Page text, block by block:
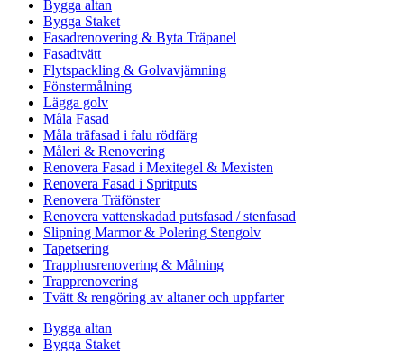
Bygga altan
Bygga Staket
Fasadrenovering & Byta Träpanel
Fasadtvätt
Flytspackling & Golvavjämning
Fönstermålning
Lägga golv
Måla Fasad
Måla träfasad i falu rödfärg
Måleri & Renovering
Renovera Fasad i Mexitegel & Mexisten
Renovera Fasad i Spritputs
Renovera Träfönster
Renovera vattenskadad putsfasad / stenfasad
Slipning Marmor & Polering Stengolv
Tapetsering
Trapphusrenovering & Målning
Trapprenovering
Tvätt & rengöring av altaner och uppfarter
Bygga altan
Bygga Staket